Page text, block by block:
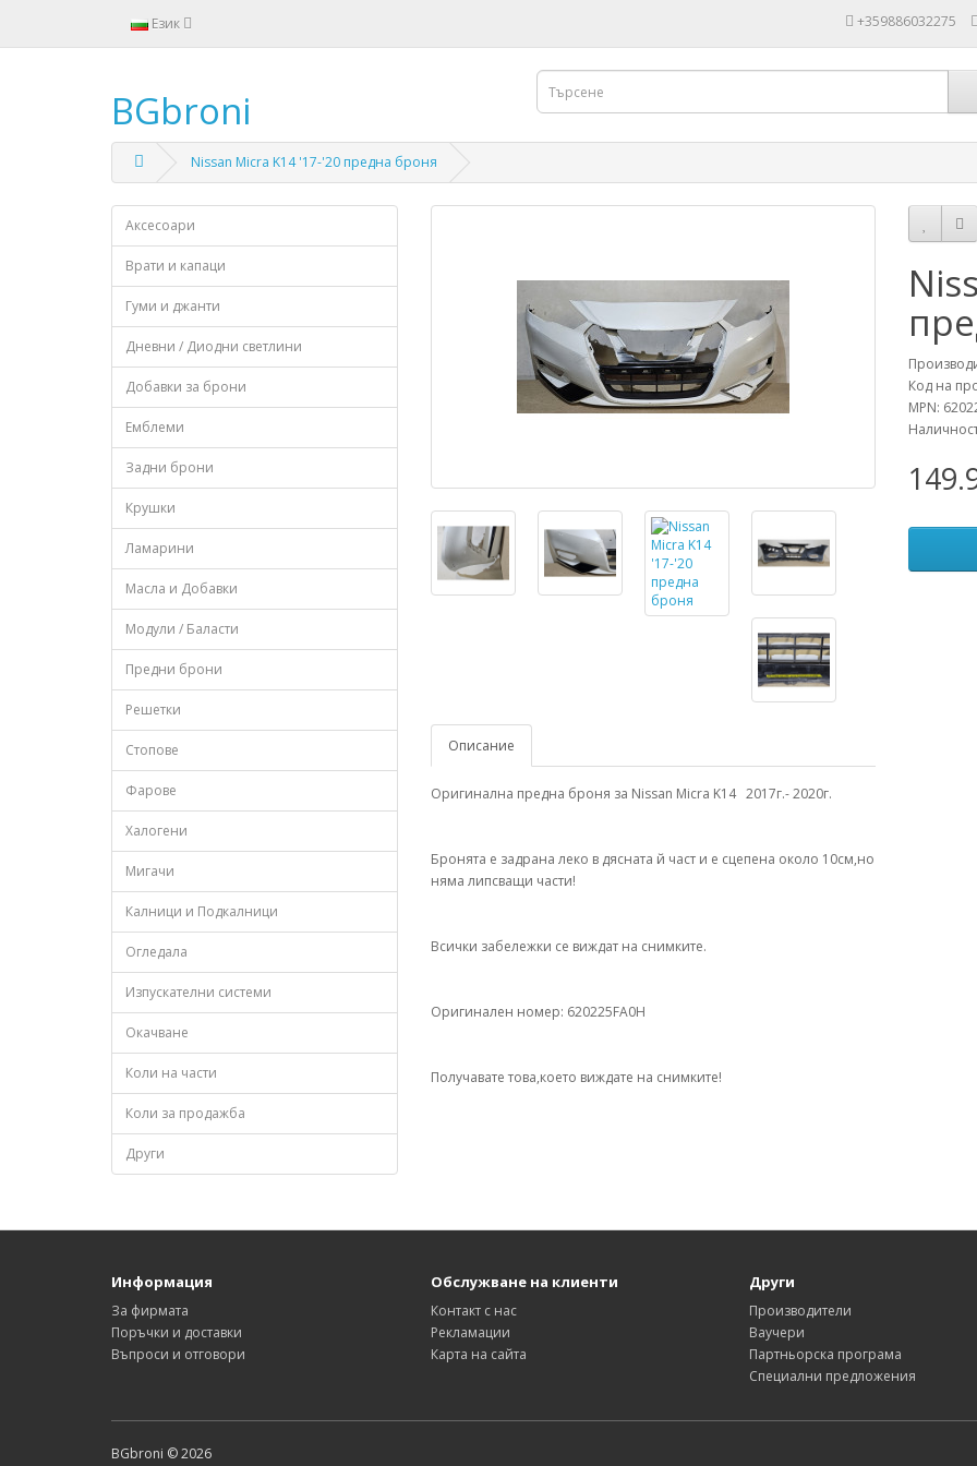
Език +359886032275
BGbroni
Nissan Micra K14 '17-'20 предна броня
Аксесоари
Врати и капаци
Гуми и джанти
Дневни / Диодни светлини
Добавки за брони
Емблеми
Задни брони
Крушки
Ламарини
Масла и Добавки
Модули / Баласти
Предни брони
Решетки
Стопове
Фарове
Халогени
Мигачи
Калници и Подкалници
Огледала
Изпускателни системи
Окачване
Коли на части
Коли за продажба
Други
Описание
Оригинална предна броня за Nissan Micra K14 2017г.- 2020г.
Бронята е задрана леко в дясната й част и е сцепена около 10см,но
няма липсващи части!
Всички забележки се виждат на снимките.
Оригинален номер: 620225FA0H
Получавате това,което виждате на снимките!
Код на
MPN:
Информация
За фирмата
Поръчки и доставки
Въпроси и отговори
Обслужване на клиенти
Контакт с нас
Рекламации
Карта на сайта
Други
Производители
Ваучери
Партньорска програма
Специални предложения
BGbroni © 2026